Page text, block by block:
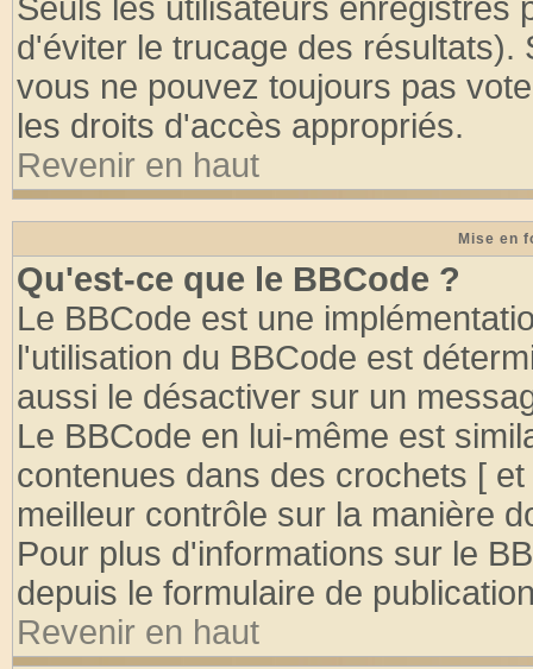
Seuls les utilisateurs enregistrés
d'éviter le trucage des
vous ne pouvez toujours pas
les droits d'accès appropriés.
Revenir en haut
Mise en
Qu'est-ce que le BBCode ?
Le BBCode est une
l'utilisation du BBCode est
aussi le désactiver sur un
Le BBCode en lui-même est
contenues dans des crochets [
meilleur contrôle sur la manière
Pour plus d'informations sur le
depuis le formulaire de
Revenir en haut